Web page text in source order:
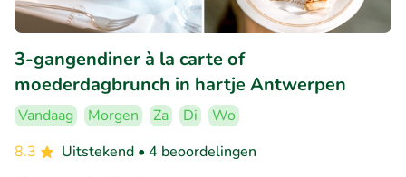
3-gangendiner à la carte of
moederdagbrunch in hartje Antwerpen
Vandaag Morgen Za Di
Wo
8.3
Uitstekend • 4 beoordelingen